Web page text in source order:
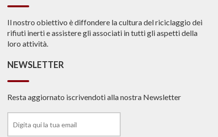
Il nostro obiettivo è diffondere la cultura del riciclaggio dei
rifiuti inerti e assistere gli associati in tutti gli aspetti della
loro attività.
NEWSLETTER
Resta aggiornato iscrivendoti alla nostra Newsletter